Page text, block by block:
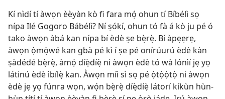
Kí nìdí tí àwọn èèyàn kò fi fara mọ́ ohun tí Bíbélì sọ
nípa Ilé Gogoro Bábélì? Ní ṣókí, ohun tó fà á kò ju pé ó
tako àwọn àbá kan nípa bí èdè ṣe bẹ̀rẹ̀. Bí àpẹẹrẹ,
àwọn ọ̀mọ̀wé kan gbà pé kì í ṣe pé onírúurú èdè kàn
ṣàdédé bẹ̀rẹ̀, àmọ́ díẹ̀díẹ̀ ni àwọn èdè tó wà lónìí jẹ yọ
látinú èdè ìbílẹ̀ kan. Àwọn míì sì sọ pé ọ̀tọ̀ọ̀tọ̀ ni àwọn
èdè jẹ yọ fúnra wọn, wọ́n bẹ̀rẹ̀ díẹ̀díẹ̀ látorí kíkùn hùn-